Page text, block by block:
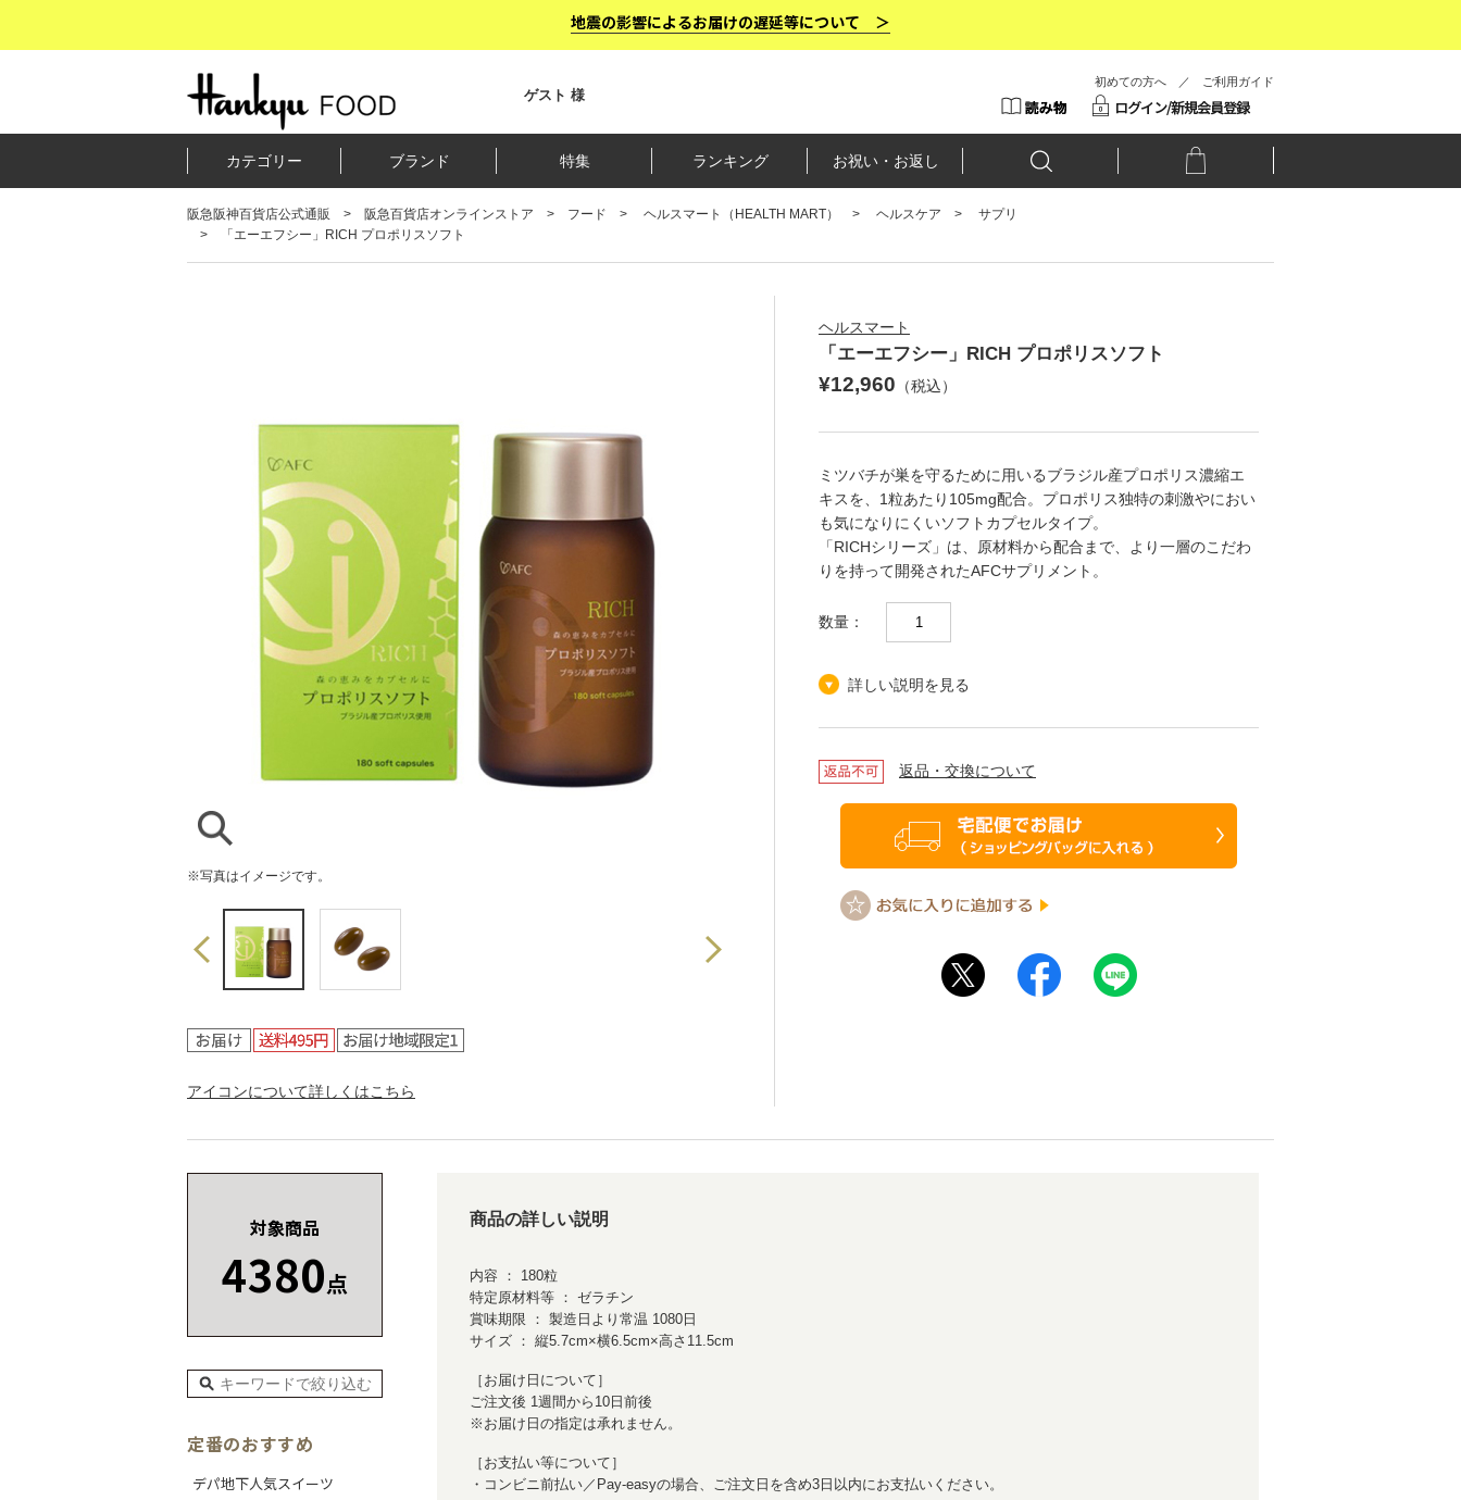
地震の影響によるお届けの遅延等について ＞
ゲスト 様
初めての方へ ／ ご利用ガイド
カテゴリー ブランド 特集 ランキング お祝い・お返し
阪急阪神百貨店公式通販 阪急百貨店オンラインストア フード ヘルスマート（HEALTH MART） ヘルスケア
サプリ
「エーエフシー」RICH プロポリスソフト
※写真はイメージです。
アイコンについて詳しくはこちら
ヘルスマート
「エーエフシー」RICH プロポリスソフト
¥12,960 （税込）
ミツバチが巣を守るために用いるブラジル産プロポリス濃縮エ
キスを、1粒あたり105mg配合。プロポリス独特の刺激やにおい
も気になりにくいソフトカプセルタイプ。
「RICHシリーズ」は、原材料から配合まで、より一層のこだわ
りを持って開発されたAFCサプリメント。
数量：
詳しい説明を見る
返品・交換について
商品の詳しい説明
内容 ： 180粒
特定原材料等 ： ゼラチン
賞味期限 ： 製造日より常温 1080日
サイズ ： 縦5.7cm×横6.5cm×高さ11.5cm
［お届け日について］
ご注文後 1週間から10日前後
※お届け日の指定は承れません。
［お支払い等について］
・コンビニ前払い／Pay-easyの場合、ご注文日を含め3日以内にお支払いください。
対象商品
4380点
定番のおすすめ
デパ地下人気スイーツ